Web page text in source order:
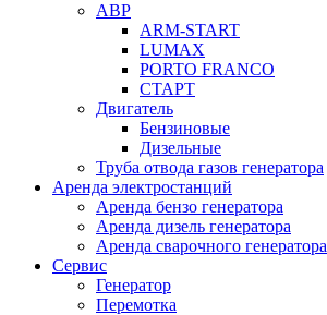
АВР
ARM-START
LUMAX
PORTO FRANCO
СТАРТ
Двигатель
Бензиновые
Дизельные
Труба отвода газов генератора
Аренда электростанций
Аренда бензо генератора
Аренда дизель генератора
Аренда сварочного генератора
Сервис
Генератор
Перемотка